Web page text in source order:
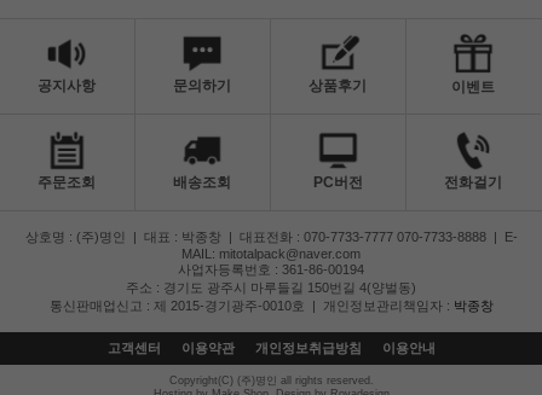
공지사항 문의하기 상품후기 이벤트
주문조회 배송조회 PC버전 전화걸기
상호명 : (주)명인 | 대표 : 박종창 | 대표전화 : 070-7733-7777 070-7733-8888 | E-
MAIL: mitotalpack@naver.com
사업자등록번호 : 361-86-00194
주소 : 경기도 광주시 마루들길 150번길 4(양벌동)
통신판매업신고 : 제 2015-경기광주-0010호
| 개인정보관리책임자 : 박종창
고객센터 이용약관 개인정보취급방침 이용안내
Copyright(C) (주)명인 all rights reserved.